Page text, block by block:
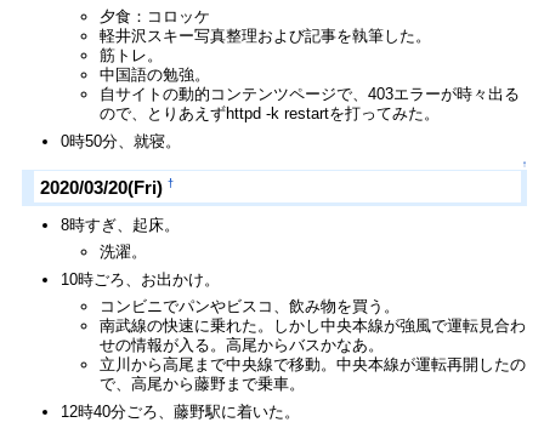
夕食：コロッケ
軽井沢スキー写真整理および記事を執筆した。
筋トレ。
中国語の勉強。
自サイトの動的コンテンツページで、403エラーが時々出る
ので、とりあえずhttpd -k restartを打ってみた。
0時50分、就寝。
↑
2020/03/20(Fri) †
8時すぎ、起床。
洗濯。
10時ごろ、お出かけ。
コンビニでパンやビスコ、飲み物を買う。
南武線の快速に乗れた。しかし中央本線が強風で運転見合わ
せの情報が入る。高尾からバスかなあ。
立川から高尾まで中央線で移動。中央本線が運転再開したの
で、高尾から藤野まで乗車。
12時40分ごろ、藤野駅に着いた。